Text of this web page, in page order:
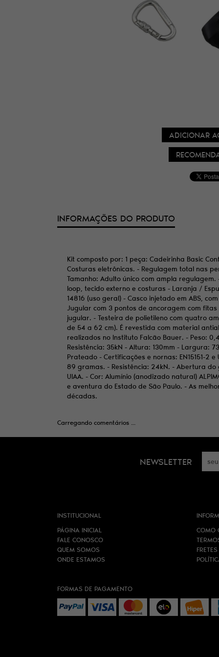
ADICIONAR
INFORMAÇÕES DO PRODUTO
Kit composto por: 1 peça: Cadeirinha Basic
Costuras eletrônicas. - Regulagem total nas
Tamanho: Adulto único com ampla
loop, tecido externo e costuras - Laranja /
14816 (uso geral) - Casco injetado em ABS,
Jugular com 3 pontos de ancoragem com
jugular. - Testeira de polietileno com quatro
de 54 a 62 cm). É revestida com material
realizados no Instituto Falcão Bauer. - Peso:
Resistência: 35kN - Altura: 130mm - Largura:
Prateado - Certificações e nornas: EN15151-2
89 gramas. - Resistência: 24kN. - Abertura do
UIAA. - Cor: Alumínio (anodizado natural)
e aventura do Estado de São Paulo. - As
décadas.
Carregando comentários ...
NEWSLETTER
INSTITUCIONAL
PÁGINA INICIAL
FALE CONOSCO
QUEM SOMOS
ONDE ESTAMOS
COMO
FORMAS DE PAGAMENTO